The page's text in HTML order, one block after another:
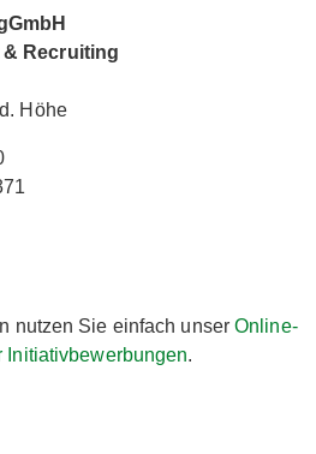
& Recruiting
Höhe
nutzen Sie einfach unserOnline-
Initiativbewerbungen.